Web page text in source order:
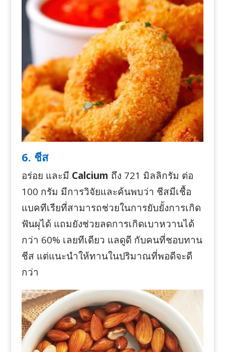
6. ชีส
อร่อย และมี Calcium ถึง 721 มิลลิกรัม ต่อ
100 กรัม มีการวิจัยและค้นพบว่า ชีสมีเชื้อ
แบคทีเรียที่สามารถช่วยในการยับยั้งการเกิด
ฟันผุได้ แถมยังช่วยลดการเกิดเบาหวานได้
กว่า 60% เลยทีเดียว แลดูดี กับคนที่ชอบทาน
ชีส แต่แนะนำให้ทานในปริมาณที่พอดีจะดี
กว่า